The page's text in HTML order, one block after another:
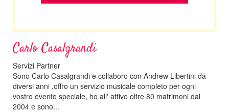
Carlo Casalgrandi
Servizi Partner
Sono Carlo Casalgrandi e collaboro con Andrew Libertini da
diversi anni ,offro un servizio musicale completo per ogni
vostro evento speciale, ho all' attivo oltre 80 matrimoni dal
2004 e sono...